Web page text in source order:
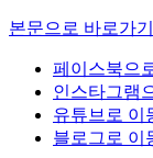
본문으로 바로가기
페이스북으
인스타그램
유튜브로 이
블로그로 이